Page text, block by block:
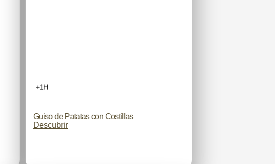
+1H
Guiso de Patatas con Costillas
Descubrir